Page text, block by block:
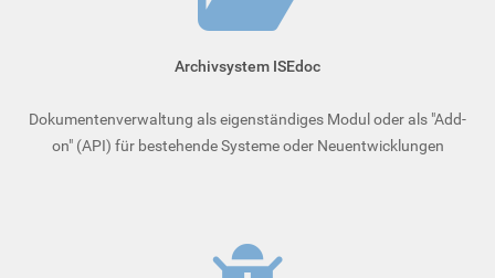
Archivsystem ISEdoc
Dokumentenverwaltung als eigenständiges Modul oder als "Add-
on" (API) für bestehende Systeme oder Neuentwicklungen